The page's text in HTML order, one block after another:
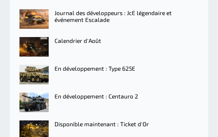
Journal des développeurs : JcE légendaire et
événement Escalade
Calendrier d'Août
En développement : Type 625E
En développement : Centauro 2
Disponible maintenant : Ticket d'Or